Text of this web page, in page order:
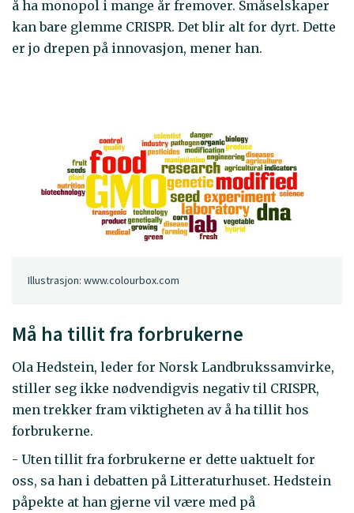
å ha monopol i mange år fremover. Småselskaper
kan bare glemme CRISPR. Det blir alt for dyrt. Dette
er jo drepen på innovasjon, mener han.
Illustrasjon: www.colourbox.com
Må ha tillit fra forbrukerne
Ola Hedstein, leder for Norsk Landbrukssamvirke,
stiller seg ikke nødvendigvis negativ til CRISPR,
men trekker fram viktigheten av å ha tillit hos
forbrukerne.
- Uten tillit fra forbrukerne er dette uaktuelt for
oss, sa han i debatten på Litteraturhuset. Hedstein
påpekte at han gjerne vil være med på